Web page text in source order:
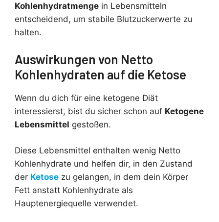
Kohlenhydratmenge in Lebensmitteln
entscheidend, um stabile Blutzuckerwerte zu
halten.
Auswirkungen von Netto
Kohlenhydraten auf die Ketose
Wenn du dich für eine ketogene Diät
interessierst, bist du sicher schon auf Ketogene
Lebensmittel gestoßen.
Diese Lebensmittel enthalten wenig Netto
Kohlenhydrate und helfen dir, in den Zustand
der Ketose zu gelangen, in dem dein Körper
Fett anstatt Kohlenhydrate als
Hauptenergiequelle verwendet.